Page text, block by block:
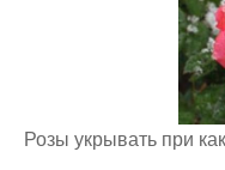
Розы укрывать при